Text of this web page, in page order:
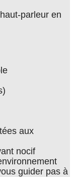
parleur en
aux
nocif
guider pas à